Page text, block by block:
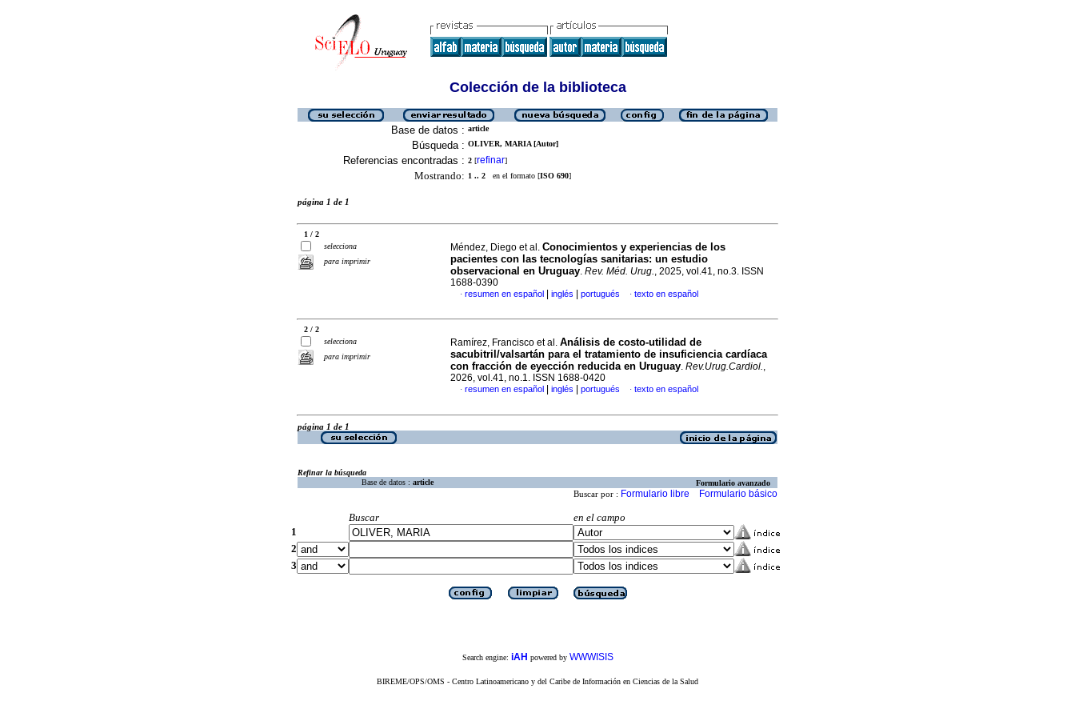
Colección de la biblioteca
Base de datos : article
Búsqueda : OLIVER, MARIA [Autor]
Referencias encontradas : 2 [refinar]
Mostrando: 1 .. 2 en el formato [ISO 690]
página 1 de 1
1 / 2
selecciona
para imprimir
Méndez, Diego et al. Conocimientos y experiencias de los
pacientes con las tecnologías sanitarias: un estudio
observacional en Uruguay. Rev. Méd. Urug., 2025, vol.41, no.3. ISSN
1688-0390
· resumen en español inglés portugués · texto en español
2 / 2
selecciona
para imprimir
Ramírez, Francisco et al. Análisis de costo-utilidad de
sacubitril/valsartán para el tratamiento de insuficiencia cardíaca
con fracción de eyección reducida en Uruguay. Rev.Urug.Cardiol.,
2026, vol.41, no.1. ISSN 1688-0420
· resumen en español inglés portugués · texto en español
página 1 de 1
Refinar la búsqueda
Base de datos : article Formulario avanzado
Buscar por : Formulario libre Formulario básico
Buscar
en el campo
1
2
3
Search engine: iAH powered by WWWISIS
BIREME/OPS/OMS - Centro Latinoamericano y del Caribe de Información en Ciencias de la Salud